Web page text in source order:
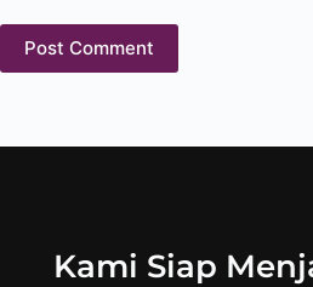
Post Comment
Kami Siap